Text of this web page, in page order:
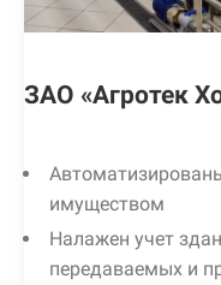
ЗАО «Агротек
имуществом
Налажен учет
передаваемых и